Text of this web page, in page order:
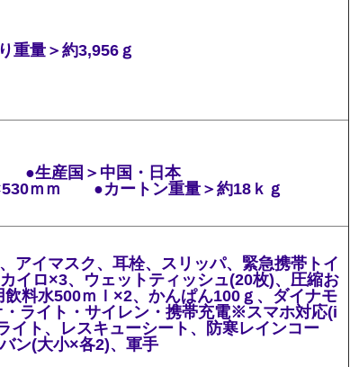
量＞約3,956ｇ
●生産国＞中国・日本
ｍｍ ●カートン重量＞約18ｋｇ
アイマスク、耳栓、スリッパ、緊急携帯トイ
イロ×3、ウェットティッシュ(20枚)、圧縮お
料水500ｍｌ×2、かんぱん100ｇ、ダイナモ
ライト・サイレン・携帯充電※スマホ対応(i
イト、レスキューシート、防寒レインコー
ン(大小×各2)、軍手